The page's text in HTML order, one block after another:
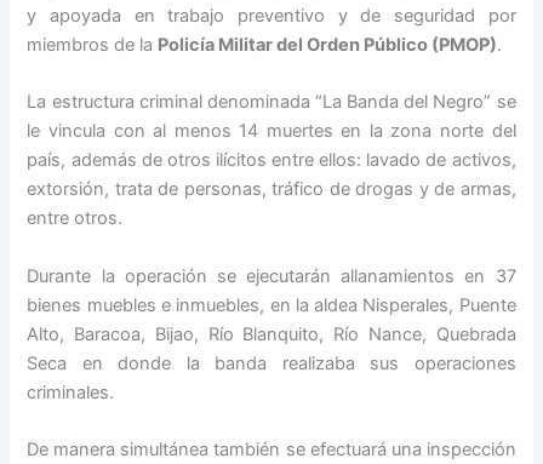
y apoyada en trabajo preventivo y de seguridad por
miembros de la Policía Militar del Orden Público (PMOP).
La estructura criminal denominada “La Banda del Negro” se
le vincula con al menos 14 muertes en la zona norte del
país, además de otros ilícitos entre ellos: lavado de activos,
extorsión, trata de personas, tráfico de drogas y de armas,
entre otros.
Durante la operación se ejecutarán allanamientos en 37
bienes muebles e inmuebles, en la aldea Nisperales, Puente
Alto, Baracoa, Bijao, Río Blanquito, Río Nance, Quebrada
Seca en donde la banda realizaba sus operaciones
criminales.
De manera simultánea también se efectuará una inspección